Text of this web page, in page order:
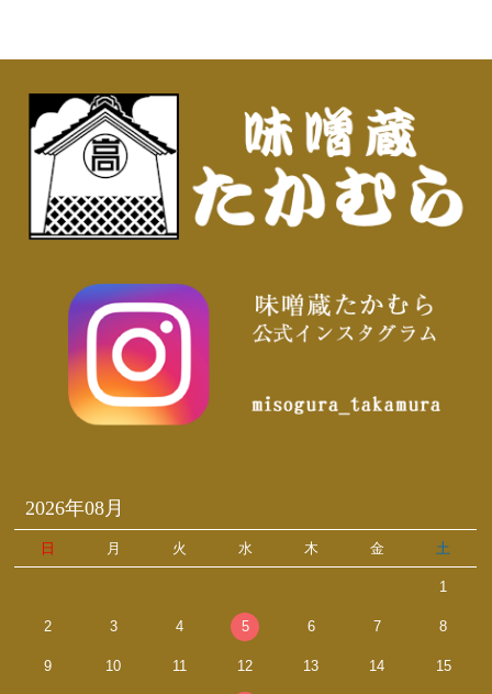
2026年08月
日 月 火 水 木 金 土
1
2 3 4 5 6 7 8
9 10 11 12 13 14 15